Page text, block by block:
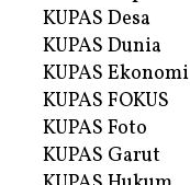
KUPAS Desa
KUPAS Dunia
KUPAS Ekonomi
KUPAS FOKUS
KUPAS Foto
KUPAS Garut